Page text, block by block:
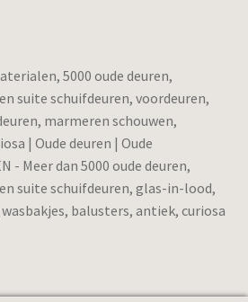
5000 oude deuren,
suite schuifdeuren, voordeuren,
marmeren schouwen,
| Oude deuren | Oude
- Meer dan 5000 oude deuren,
suite schuifdeuren, glas-in-lood,
balusters, antiek, curiosa